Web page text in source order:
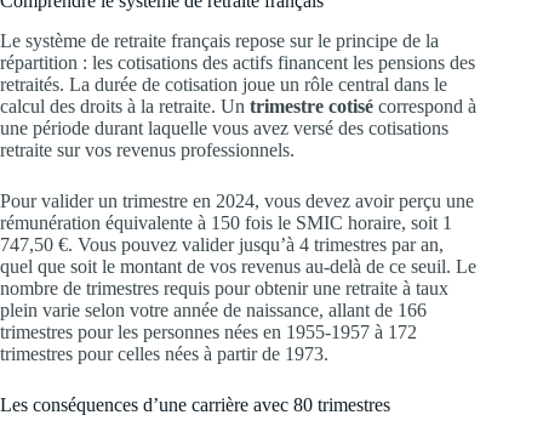
Le système de retraite français repose sur le principe de la
répartition : les cotisations des actifs financent les pensions des
retraités. La durée de cotisation joue un rôle central dans le
calcul des droits à la retraite. Un trimestre cotisé correspond à
une période durant laquelle vous avez versé des cotisations
retraite sur vos revenus professionnels.
Pour valider un trimestre en 2024, vous devez avoir perçu une
rémunération équivalente à 150 fois le SMIC horaire, soit 1
747,50 €. Vous pouvez valider jusqu’à 4 trimestres par an,
quel que soit le montant de vos revenus au-delà de ce seuil. Le
nombre de trimestres requis pour obtenir une retraite à taux
plein varie selon votre année de naissance, allant de 166
trimestres pour les personnes nées en 1955-1957 à 172
trimestres pour celles nées à partir de 1973.
Les conséquences d’une carrière avec 80 trimestres